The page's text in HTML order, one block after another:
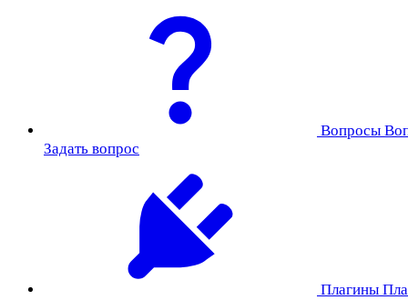
Вопросы
Задать вопрос
Плагины